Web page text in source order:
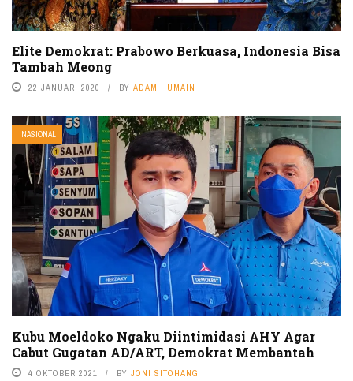
Elite Demokrat: Prabowo Berkuasa, Indonesia Bisa
Tambah Meong
22 JANUARI 2020 BY ADAM HUMAIN
NASIONAL
Kubu Moeldoko Ngaku Diintimidasi AHY Agar
Cabut Gugatan AD/ART, Demokrat Membantah
4 OKTOBER 2021 BY JONI SITOHANG